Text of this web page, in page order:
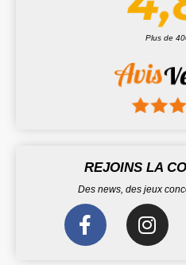
Plus de
REJOINS LA
Des news, des jeux